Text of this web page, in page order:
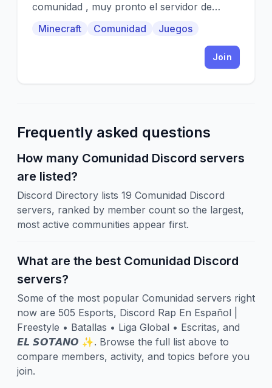
comunidad , muy pronto el servidor de
rango en mi discord
Minecraft Comunidad Juegos
Join
Frequently asked questions
How many Comunidad Discord servers
are listed?
Discord Directory lists 19 Comunidad Discord
servers, ranked by member count so the largest,
most active communities appear first.
What are the best Comunidad Discord
servers?
Some of the most popular Comunidad servers right
now are 505 Esports, Discord Rap En Español |
Freestyle • Batallas • Liga Global • Escritas, and
𝙀𝙇 𝙎𝙊𝙏𝘼𝙉𝙊 ✨. Browse the full list above to
compare members, activity, and topics before you
join.